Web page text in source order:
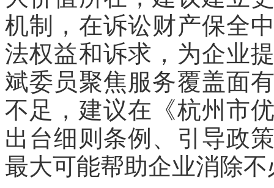
机制，在诉讼财产保全
法权益和诉求，为企业
斌委员聚焦服务覆盖面
不足，建议在《杭州市
出台细则条例、引导政
最大可能帮助企业消除